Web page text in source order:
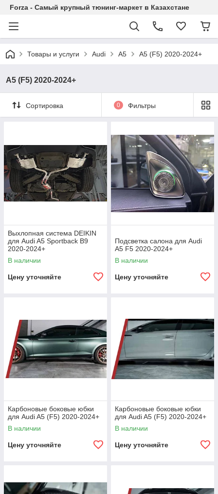
Forza - Самый крупный тюнинг-маркет в Казахстане
Товары и услуги Audi A5 A5 (F5) 2020-2024+
A5 (F5) 2020-2024+
Сортировка 0 Фильтры
Выхлопная система DEIKIN
для Audi A5 Sportback B9
2020-2024+
В наличии
Цену уточняйте
Подсветка салона для Audi
A5 F5 2020-2024+
В наличии
Цену уточняйте
Карбоновые боковые юбки
для Audi A5 (F5) 2020-2024+
В наличии
Цену уточняйте
Карбоновые боковые юбки
для Audi A5 (F5) 2020-2024+
В наличии
Цену уточняйте